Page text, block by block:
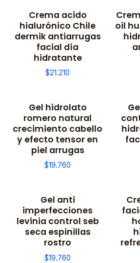
Crema acido
hialurónico Chile
dermik antiarrugas
facial día
hidratante
$21.210
oil
Gel hidrolato
romero natural
crecimiento cabello
y efecto tensor en
piel arrugas
$19.760
Gel anti
imperfecciones
levinia control seb
seca espinillas
rostro
$19.760
-